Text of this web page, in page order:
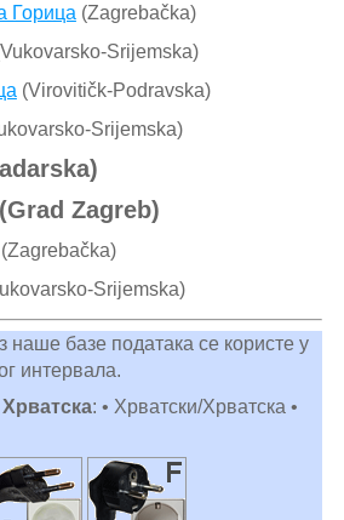
Горица (Zagrebačka)
Srijemska)
(Virovitičk-Podravska)
Srijemska)
Zagreb)
(Zagrebačka)
Srijemska)
наше базе података се користе у
интервала.
: • Хрватски/Хрватска •